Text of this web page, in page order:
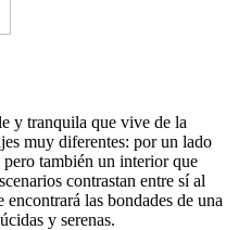
y tranquila que vive de la
muy diferentes: por un lado
pero también un interior que
contrastan entre sí al
las bondades de una
y serenas.